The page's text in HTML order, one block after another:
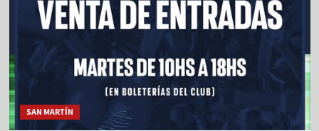
SAN MARTÍN